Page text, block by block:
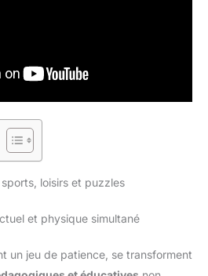
loisirs et puzzles
et physique simultané
un jeu de patience, se transforment